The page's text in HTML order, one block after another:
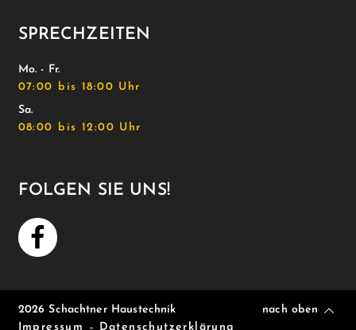
SPRECHZEITEN
Mo. - Fr.
07:00 bis 18:00 Uhr
Sa.
08:00 bis 12:00 Uhr
FOLGEN SIE UNS!
2026 Schachtner Haustechnik
Impressum
Datenschutzerklärung
nach oben